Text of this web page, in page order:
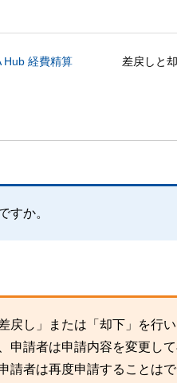
Hub 経費精算 差戻しと
すか。
戻し」または「却下」を行い
申請者は申請内容を変更し
請者は再度申請することは